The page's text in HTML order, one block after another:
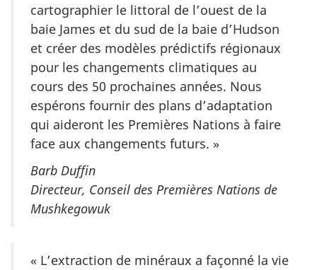
cartographier le littoral de l’ouest de la
baie James et du sud de la baie d’Hudson
et créer des modèles prédictifs régionaux
pour les changements climatiques au
cours des 50 prochaines années. Nous
espérons fournir des plans d’adaptation
qui aideront les Premières Nations à faire
face aux changements futurs. »
Barb Duffin
Directeur, Conseil des Premières Nations de
Mushkegowuk
« L’extraction de minéraux a façonné la vie